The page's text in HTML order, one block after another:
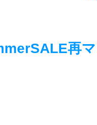
再